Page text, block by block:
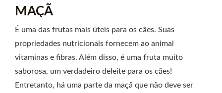
MAÇÃ
É uma das frutas mais úteis para os cães. Suas
propriedades nutricionais fornecem ao animal
vitaminas e fibras. Além disso, é uma fruta muito
saborosa, um verdadeiro deleite para os cães!
Entretanto, há uma parte da maçã que não deve ser